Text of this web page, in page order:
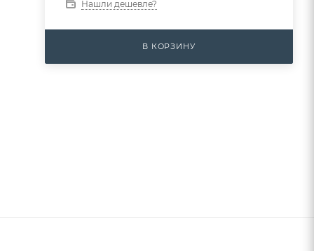
Нашли дешевле?
В КОРЗИНУ